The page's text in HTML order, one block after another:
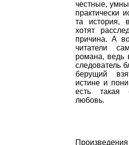
честные,
практически
та история,
хотят
причина. А
читатели
романа, ведь
следователь
берущий
истине и
есть такая
любовь.
Произведения